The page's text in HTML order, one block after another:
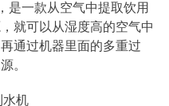
是一款从空气中提取饮用
就可以从湿度高的空气中
通过机器里面的多重过
。